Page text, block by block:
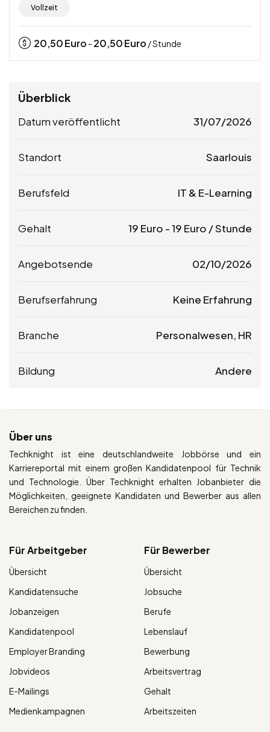
Vollzeit
20,50Euro - 20,50Euro / Stunde
Überblick
Datum veröffentlicht 31/07/2026
Standort Saarlouis
Berufsfeld IT & E-Learning
Gehalt 19 Euro -19 Euro / Stunde
Angebotsende 02/10/2026
Berufserfahrung Keine Erfahrung
Branche Personalwesen, HR
Bildung Andere
Über uns
Techknight ist eine deutschlandweite Jobbörse und ein
Karriereportal mit einem großen Kandidatenpool für Technik
und Technologie. Über Techknight erhalten Jobanbieter die
Möglichkeiten, geeignete Kandidaten und Bewerber aus allen
Bereichen zu finden.
Für Arbeitgeber
Übersicht
Kandidatensuche
Jobanzeigen
Kandidatenpool
Employer Branding
Jobvideos
E-Mailings
Medienkampagnen
Für Bewerber
Übersicht
Jobsuche
Berufe
Lebenslauf
Bewerbung
Arbeitsvertrag
Gehalt
Arbeitszeiten